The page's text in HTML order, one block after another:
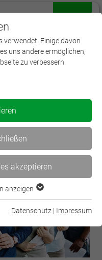
in die
verwendet. Einige davon
uns andere ermöglichen,
zu verbessern.
akzeptieren
Funktionen der
anzeigen
anzeigen
Datenschutz | Impressum